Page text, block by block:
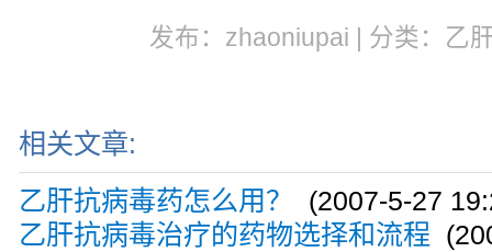
发布：zhaoniupai | 分类：乙
相关文章:
乙肝抗病毒药怎么用？
(2007-5-27
乙肝抗病毒治疗的药物选择和流程